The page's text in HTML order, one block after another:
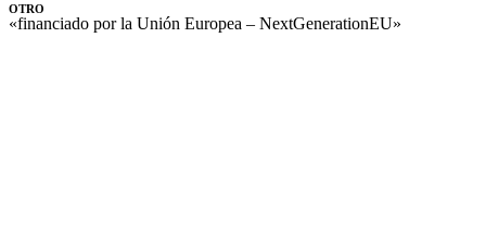
OTRO
«financiado por la Unión Europea – NextGenerationEU»